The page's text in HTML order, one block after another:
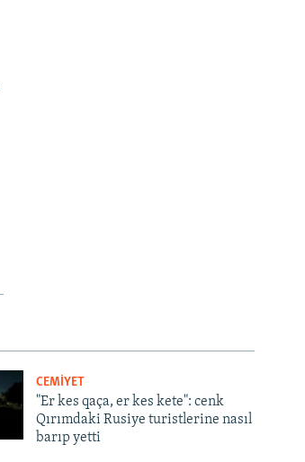
CEMİYET
"Er kes qaça, er kes kete": cenk
Qırımdaki Rusiye turistlerine nasıl
barıp yetti